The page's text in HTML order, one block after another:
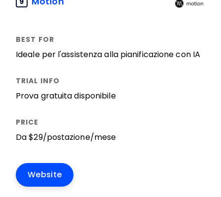
Ideale per l'assistenza alla pianificazione con IA
Prova gratuita disponibile
Da $29/postazione/mese
Website